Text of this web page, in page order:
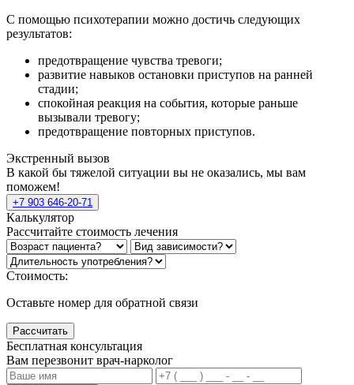
С помощью психотерапии можно достичь следующих
результатов:
предотвращение чувства тревоги;
развитие навыков остановки приступов на ранней
стадии;
спокойная реакция на события, которые раньше
вызывали тревогу;
предотвращение повторных приступов.
Экстренный вызов
В какой бы тяжелой ситуации вы не оказались, мы вам
поможем!
+7 903 646-20-71
Калькулятор
Рассчитайте стоимость лечения
Стоимость:
Оставьте номер для обратной связи
Рассчитать
Бесплатная консультация
Вам перезвонит врач-нарколог